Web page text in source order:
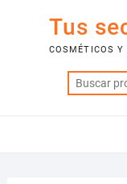
contenido
Tus
COSMÉTICOS Y